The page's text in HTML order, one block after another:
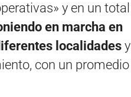
y en un total
en marcha en
localidades y
con un promedio